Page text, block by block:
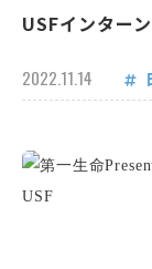
USFインタ
2022.11.14